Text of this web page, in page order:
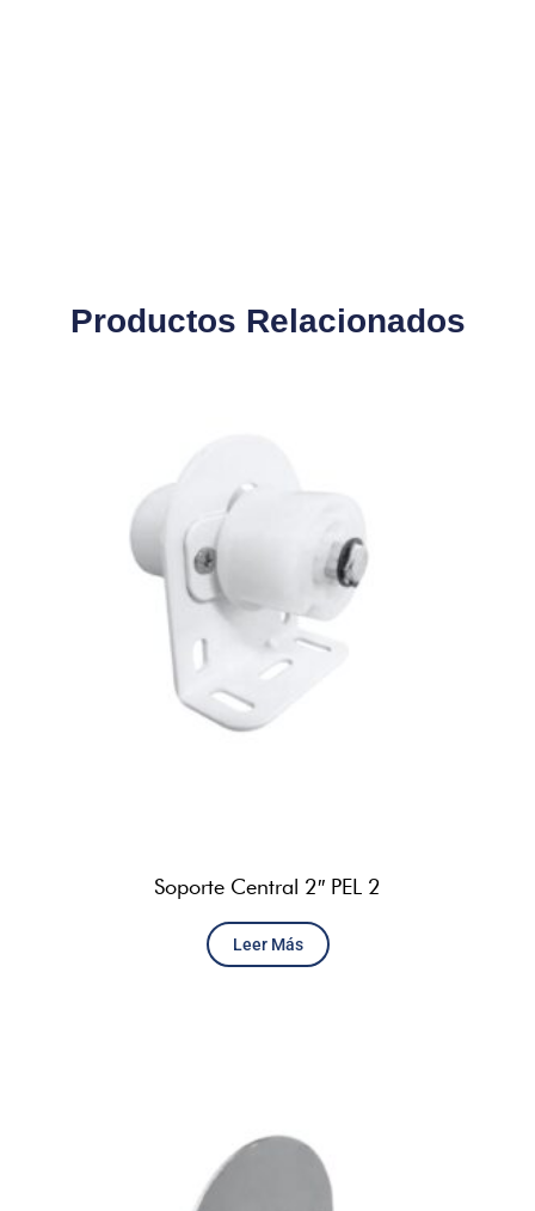
Productos Relacionados
Soporte Central 2″ PEL 2
Leer Más